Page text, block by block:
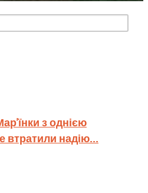
з однією
втратили надію...